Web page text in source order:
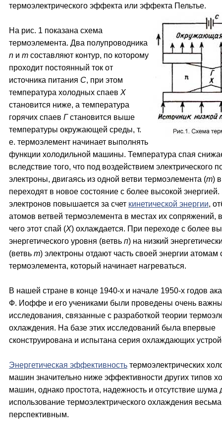
термоэлектрического эффекта или эффекта Пельтье.
На рис. 1 показана схема
термоэлемента. Два полупроводника
n и m составляют контур, по которому
проходит постоянный ток от
источника питания С, при этом
температура холодных спаев X
становится ниже, а температура
горячих спаев Гстановится выше
температуры окружающей среды, т.
е. термоэлемент начинает выполнять
функции холодильной машины. Температура спая
вследствие того, что под воздействием электрического
электроны, двигаясь из одной ветви термоэлемента (m)
переходят в новое состояние с более высокой
электронов повышается за счет кинетической энергии,
атомов ветвей термоэлемента в местах их сопряжений, в
чего этот спай (X) охлаждается. При переходе с более
энергетического уровня (ветвь п) на низкий
(ветвь т) электроны отдают часть своей энергии атомам
термоэлемента, который начинает нагреваться.
В нашей стране в конце 1940-х и начале 1950-х годов
Ф. Иоффе и его учениками были проведены очень
исследования, связанные с разработкой теории
охлаждения. На базе этих исследований была впервые
сконструирована и испытана серия охлаждающих
Энергетическая эффективность термоэлектрических
машин значительно ниже эффективности других типов
машин, однако простота, надежность и отсутствие шума
использование термоэлектрического охлаждения весьма
перспективным.